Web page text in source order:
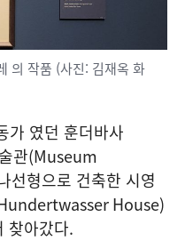
의 작품 (사진: 김재옥 화
가 였던 훈더바사
관(Museum
선형으로 건축한 시영
House)
찾아갔다.